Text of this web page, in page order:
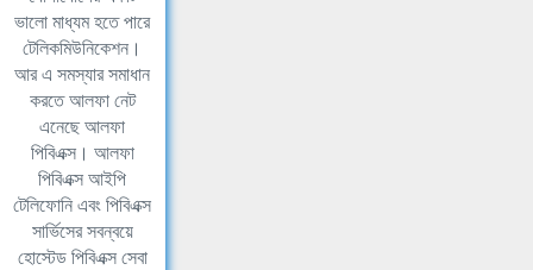
ভালো মাধ্যম হতে পারে
টেলিকমিউনিকেশন।
আর এ সমস্যার সমাধান
করতে আলফা নেট
এনেছে আলফা
পিবিএক্স। আলফা
পিবিএক্স আইপি
টেলিফোনি এবং পিবিএক্স
সার্ভিসের সবন্বয়ে
হোস্টেড পিবিএক্স সেবা